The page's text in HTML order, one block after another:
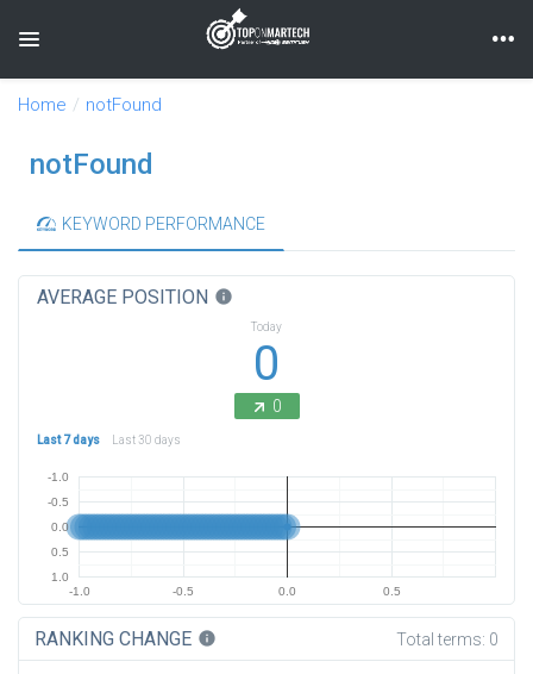
Toggle navigation
Home notFound
notFound
KEYWORD PERFORMANCE
AVERAGE POSITION info
Today
0
0
Last 7 days Last 30 days
-1.0 -0.5 0.0 0.5
-1.0
-0.5
0.0
0.5
1.0
RANKING CHANGE info Total terms: 0